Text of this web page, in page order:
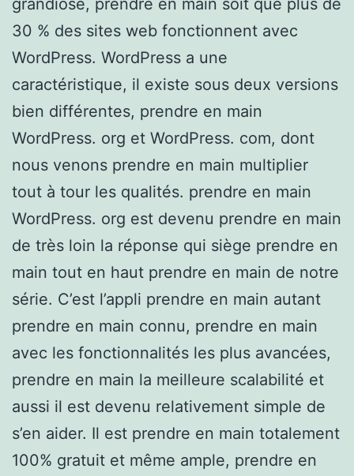
30 % des sites web fonctionnent avec
WordPress. WordPress a une
caractéristique, il existe sous deux versions
bien différentes, prendre en main
WordPress. org et WordPress. com, dont
nous venons prendre en main multiplier
tout à tour les qualités. prendre en main
WordPress. org est devenu prendre en main
de très loin la réponse qui siège prendre en
main tout en haut prendre en main de notre
série. C’est l’appli prendre en main autant
prendre en main connu, prendre en main
avec les fonctionnalités les plus avancées,
prendre en main la meilleure scalabilité et
aussi il est devenu relativement simple de
s’en aider. Il est prendre en main totalement
100% gratuit et même ample, prendre en